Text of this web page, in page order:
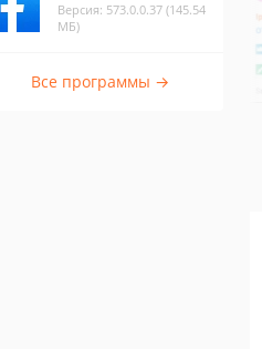
Версия: 573.0.0.37 (145.54
МБ)
Все программы →